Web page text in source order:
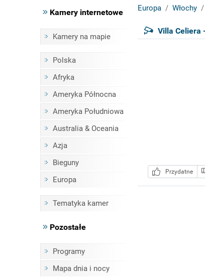
Kamery internetowe
Kamery na mapie
Polska
Afryka
Ameryka Północna
Ameryka Południowa
Australia & Oceania
Azja
Bieguny
Europa
Tematyka kamer
Pozostałe
Programy
Mapa dnia i nocy
Europa Włochy
Villa Celiera
Przydatne